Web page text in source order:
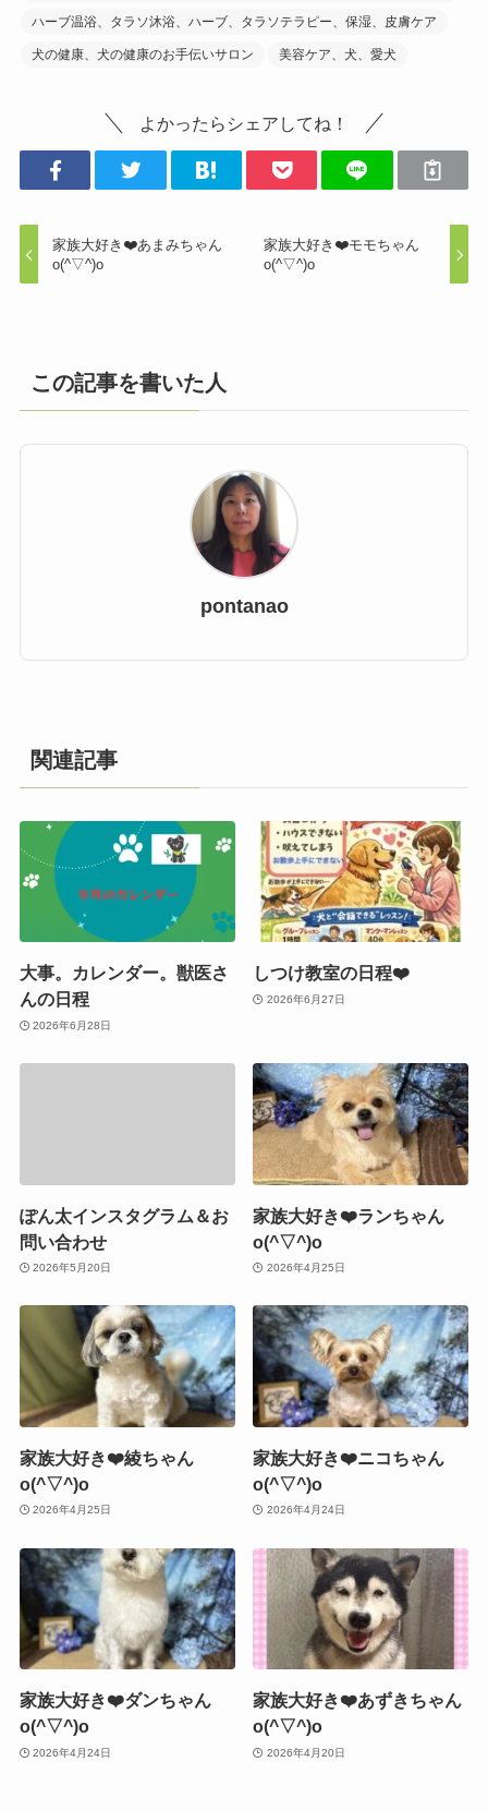
ハーブ温浴、タラソ沐浴、ハーブ、タラソテラピー、保湿、皮膚ケア
犬の健康、犬の健康のお手伝いサロン 美容ケア、犬、愛犬
よかったらシェアしてね！
家族大好き❤️あまみちゃん
o(^▽^)o
家族大好き❤️モモちゃん
o(^▽^)o
この記事を書いた人
pontanao
関連記事
大事。カレンダー。獣医さ
んの日程
2026年6月28日
しつけ教室の日程❤️
2026年6月27日
ぽん太インスタグラム＆お
問い合わせ
2026年5月20日
家族大好き❤️ランちゃん
o(^▽^)o
2026年4月25日
家族大好き❤️綾ちゃん
o(^▽^)o
2026年4月25日
家族大好き❤️ニコちゃん
o(^▽^)o
2026年4月24日
家族大好き❤️ダンちゃん
o(^▽^)o
2026年4月24日
家族大好き❤️あずきちゃん
o(^▽^)o
2026年4月20日